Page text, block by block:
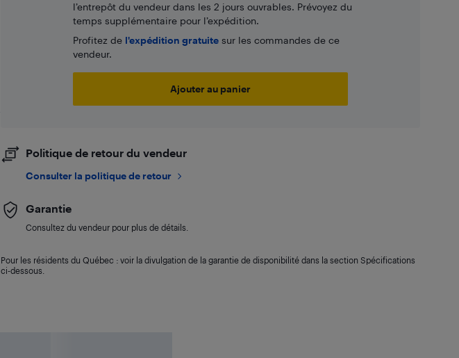
l’entrepôt du vendeur dans les 2 jours ouvrables. Prévoyez du
temps supplémentaire pour l’expédition.
Profitez de l'expédition gratuitesur les commandes de ce
vendeur.
Ajouter au panier
Politique de retour du vendeur
Consulter la politique de retour
Garantie
Consultez du vendeur pour plus de détails.
Pour les résidents du Québec : voir la divulgation de la garantie de disponibilité dans la section Spécifications
ci-dessous.